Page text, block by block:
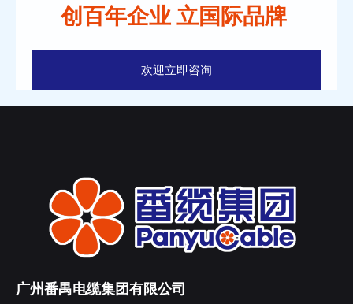
创百年企业 立国际品牌
欢迎立即咨询
广州番禺电缆集团有限公司